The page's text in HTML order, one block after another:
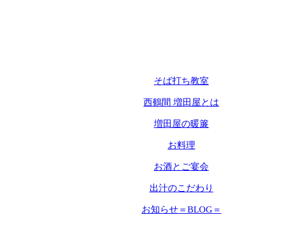
そば打ち教室
西鶴間 増田屋とは
増田屋の暖簾
お料理
お酒とご宴会
出汁のこだわり
お知らせ＝BLOG＝